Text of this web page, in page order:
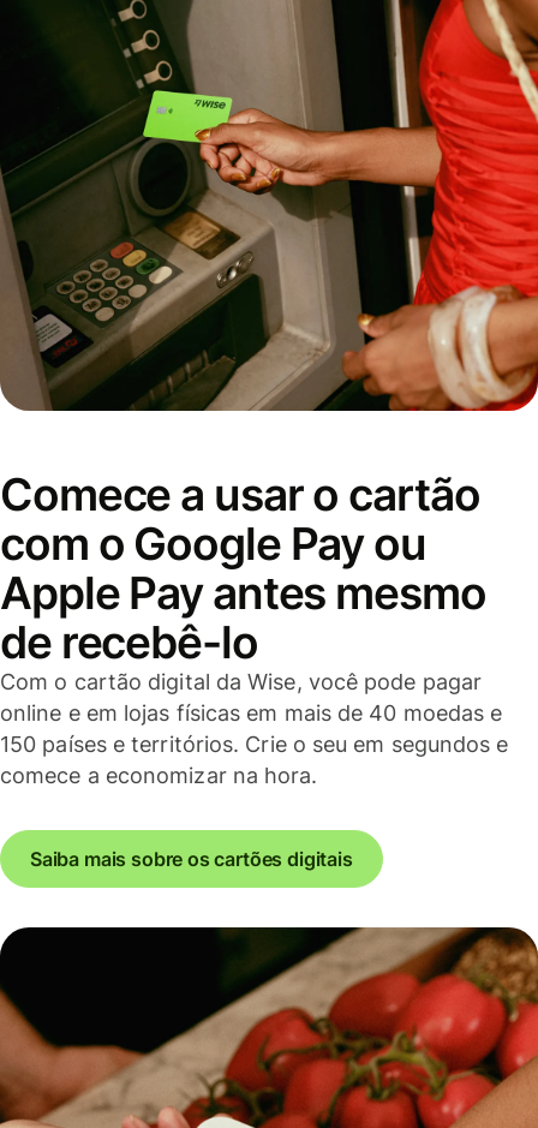
Comece a usar o cartão
com o Google Pay ou
Apple Pay antes mesmo
de recebê-lo
Com o cartão digital da Wise, você pode pagar
online e em lojas físicas em mais de 40 moedas e
150 países e territórios. Crie o seu em segundos e
comece a economizar na hora.
Saiba mais sobre os cartões digitais